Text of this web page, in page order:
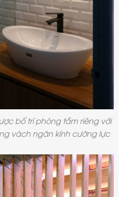
bố trí phòng tắm riêng với
vách ngăn kính cường lực